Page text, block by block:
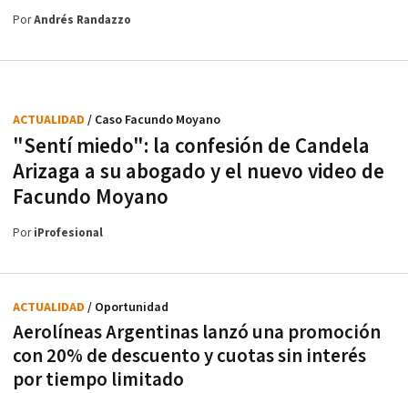
PorAndrés Randazzo
"Sentí miedo": la confesión de Candela
Arizaga a su abogado y el nuevo video de
Facundo Moyano
ACTUALIDAD / Caso Facundo Moyano
PoriProfesional
Aerolíneas Argentinas lanzó una promoción
con 20% de descuento y cuotas sin interés
por tiempo limitado
ACTUALIDAD / Oportunidad